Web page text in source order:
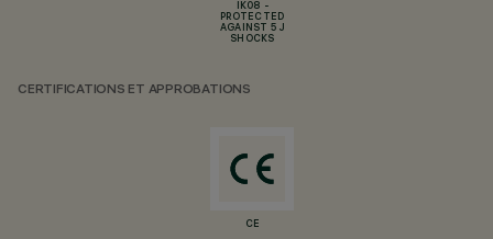
IK08 -
PROTECTED
AGAINST 5 J
SHOCKS
CERTIFICATIONS ET APPROBATIONS
CE